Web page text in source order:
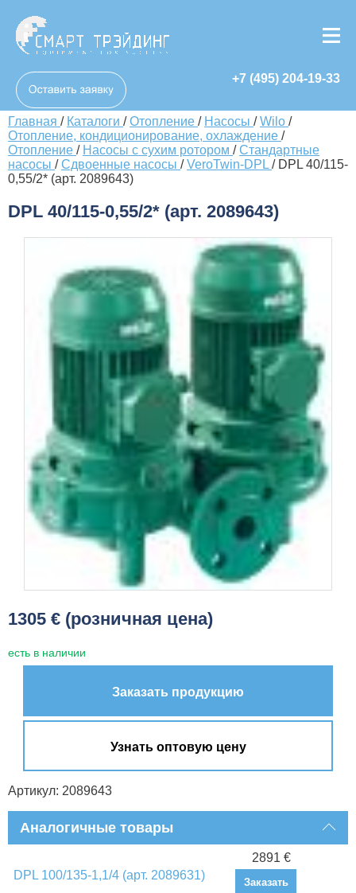
+7 (495) 204-19-33
Главная / Каталоги /Отопление / Насосы /Wilo /
Отопление, кондиционирование, охлаждение /
Отопление / Насосы с сухим ротором /Стандартные
насосы /Сдвоенные насосы /VeroTwin-DPL / DPL 40/115-
0,55/2* (арт. 2089643)
DPL 40/115-0,55/2* (арт. 2089643)
1305 € (розничная цена)
есть в наличии
Заказать продукцию
Узнать оптовую цену
Артикул: 2089643
Аналогичные товары
DPL 100/135-1,1/4 (арт. 2089631)
2891 €
Заказать